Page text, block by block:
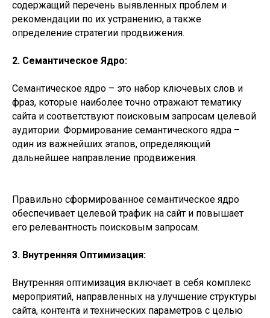
содержащий перечень выявленных проблем и
рекомендации по их устранению, а также
определение стратегии продвижения.
2. Семантическое Ядро:
Семантическое ядро – это набор ключевых слов и
фраз, которые наиболее точно отражают тематику
сайта и соответствуют поисковым запросам целевой
аудитории. Формирование семантического ядра –
один из важнейших этапов, определяющий
дальнейшее направление продвижения.
Правильно сформированное семантическое ядро
обеспечивает целевой трафик на сайт и повышает
его релевантность поисковым запросам.
3. Внутренняя Оптимизация:
Внутренняя оптимизация включает в себя комплекс
мероприятий, направленных на улучшение структуры
сайта, контента и технических параметров с целью